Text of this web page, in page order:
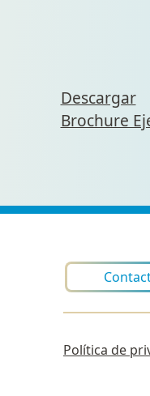
Descargar
Brochure
Política de